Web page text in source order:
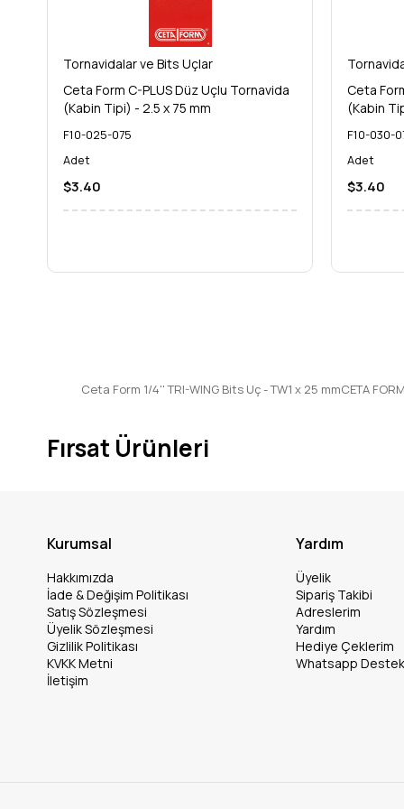
Form kalitesiyle işlerinizi daha **hassas, hızlı ve güvenli**
Tornavidalar ve Bits Uçlar
Ceta Form C-PLUS Düz Uçlu Tornavida
(Kabin Tipi) - 2.5 x 75 mm
F10-025-075
Adet
$3.40
Ceta
(Kabin
F10-030-
Adet
$3.40
Ceta Form 1/4'' TRI-WING Bits Uç - TW1 x 25 mmCETA
Fırsat Ürünleri
Kurumsal
Hakkımızda
İade & Değişim Politikası
Satış Sözleşmesi
Üyelik Sözleşmesi
Gizlilik Politikası
KVKK Metni
İletişim
Yardım
Üyelik
Sipariş Takibi
Adreslerim
Yardım
Hediye Çeklerim
Whatsapp Destek